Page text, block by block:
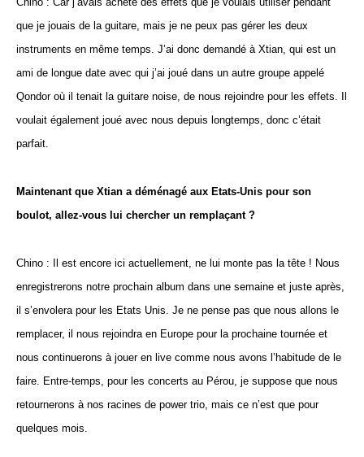
que je jouais de la guitare, mais je ne peux pas gérer les deux
instruments en même temps. J’ai donc demandé à Xtian, qui est un
ami de longue date avec qui j’ai joué dans un autre groupe appelé
Qondor où il tenait la guitare noise, de nous rejoindre pour les effets. Il
voulait également joué avec nous depuis longtemps, donc c’était
parfait.
Maintenant que Xtian a déménagé aux Etats-Unis pour son
boulot, allez-vous lui chercher un remplaçant ?
Chino : Il est encore ici actuellement, ne lui monte pas la tête ! Nous
enregistrerons notre prochain album dans une semaine et juste après,
il s’envolera pour les Etats Unis. Je ne pense pas que nous allons le
remplacer, il nous rejoindra en Europe pour la prochaine tournée et
nous continuerons à jouer en live comme nous avons l’habitude de le
faire. Entre-temps, pour les concerts au Pérou, je suppose que nous
retournerons à nos racines de power trio, mais ce n’est que pour
quelques mois.